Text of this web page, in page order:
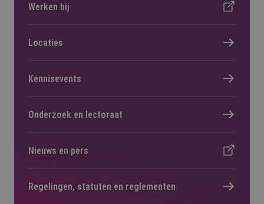
Werken bij
Locaties
Kennisevents
Onderzoek en lectoraat
Nieuws en pers
Regelingen, statuten en reglementen